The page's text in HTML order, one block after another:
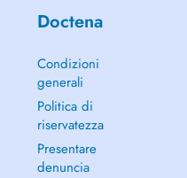
Doctena
Condizioni
generali
Politica di
riservatezza
Presentare
denuncia